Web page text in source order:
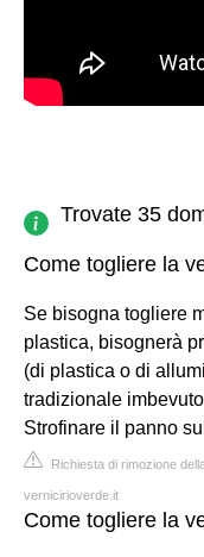
Trovate 35
Come togliere la
Se bisogna togliere
plastica, bisognerà
(di plastica o di
tradizionale
Strofinare il panno
Richiesta di rimozione
vernicirioverde.it
Come togliere la